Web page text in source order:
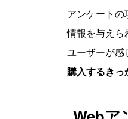
アンケート
情報を与えら
ユーザーが感
購入するきっ